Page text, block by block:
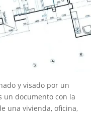
y visado por un
un documento con la
una vivienda, oficina,